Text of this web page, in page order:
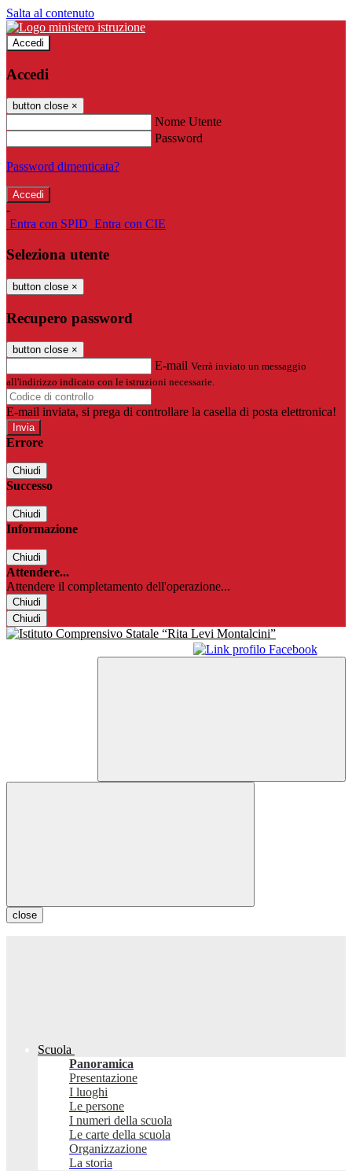
Salta al contenuto
Accedi
Accedi
button close ×
Nome Utente
Password
Password dimenticata?
-
Entra con SPID Entra con CIE
Seleziona utente
button close ×
Recupero password
button close ×
E-mail Verrà inviato un messaggio
all'indirizzo indicato con le istruzioni necessarie.
E-mail inviata, si prega di controllare la casella di posta elettronica!
Errore
Chiudi
Successo
Chiudi
Informazione
Chiudi
Attendere...
Attendere il completamento dell'operazione...
Chiudi
Chiudi
close
Scuola
Panoramica
Presentazione
I luoghi
Le persone
I numeri della scuola
Le carte della scuola
Organizzazione
La storia